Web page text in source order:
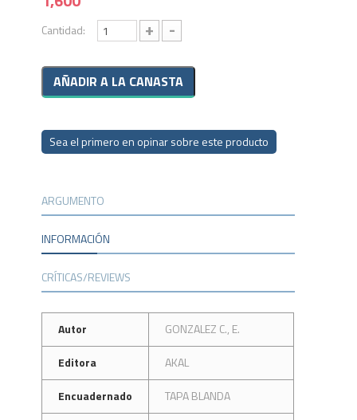
Cantidad: + -
Sea el primero en opinar sobre este producto
ARGUMENTO
INFORMACIÓN
CRÍTICAS/REVIEWS
Autor
GONZALEZ C., E.
Editora
AKAL
Encuadernado
TAPA BLANDA